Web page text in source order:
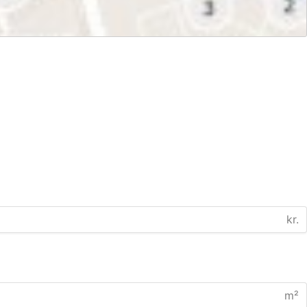
kr.
m²